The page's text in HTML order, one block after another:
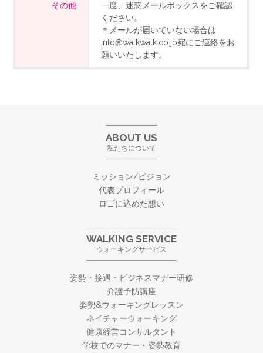
その他
一度、迷惑メールボックスをご確認
ください。
＊メールが届いていない場合は
info@walkwalk.co.jp宛にご連絡をお
願いいたします。
ABOUT US
私たちについて
ミッション/ビジョン
代表プロフィール
ロゴに込めた想い
WALKING SERVICE
ウォーキングサービス
姿勢・接遇・ビジネスマナー研修
介護予防講座
姿勢&ウォーキングレッスン
ネイチャーウォーキング
健康経営コンサルタント
学校でのマナー・姿勢教育